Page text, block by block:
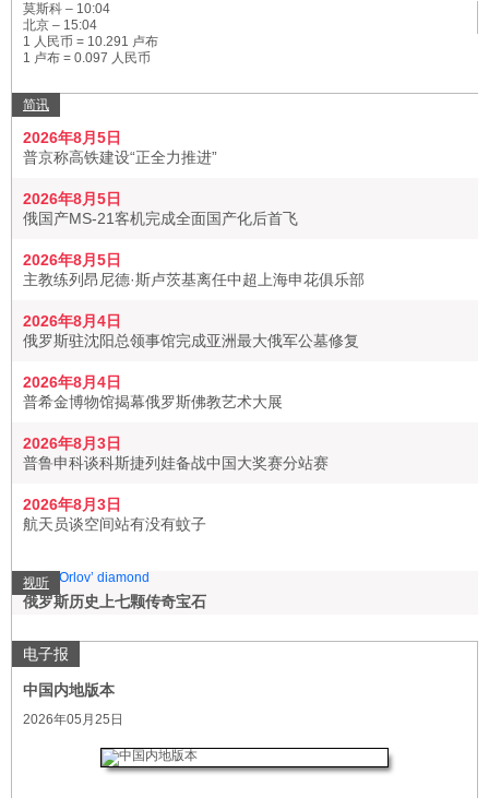
莫斯科 – 10:04
北京 – 15:04
1 人民币 = 10.291 卢布
1 卢布 = 0.097 人民币
简讯
2026年8月5日
普京称高铁建设“正全力推进”
2026年8月5日
俄国产MS-21客机完成全面国产化后首飞
2026年8月5日
主教练列昂尼德·斯卢茨基离任中超上海申花俱乐部
2026年8月4日
俄罗斯驻沈阳总领事馆完成亚洲最大俄军公墓修复
2026年8月4日
普希金博物馆揭幕俄罗斯佛教艺术大展
2026年8月3日
普鲁申科谈科斯捷列娃备战中国大奖赛分站赛
2026年8月3日
航天员谈空间站有没有蚊子
视听
俄罗斯历史上七颗传奇宝石
电子报
中国内地版本
2026年05月25日